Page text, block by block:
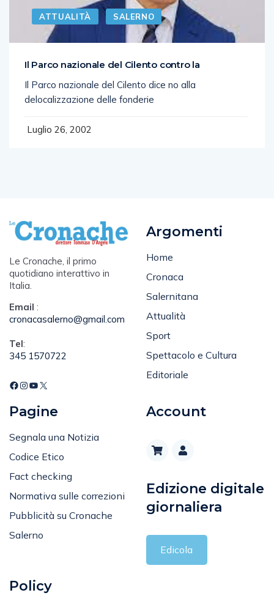
ATTUALITÀ SALERNO
Il Parco nazionale del Cilento contro la
Il Parco nazionale del Cilento dice no alla
delocalizzazione delle fonderie
Luglio 26, 2002
Le Cronache, il primo
quotidiano interattivo in
Italia.
Email :
cronacasalerno@gmail.com
Tel:
345 1570722
Argomenti
Home
Cronaca
Salernitana
Attualità
Sport
Spettacolo e Cultura
Editoriale
Pagine
Segnala una Notizia
Codice Etico
Fact checking
Normativa sulle correzioni
Pubblicità su Cronache
Salerno
Account
Edizione digitale
giornaliera
Edicola
Policy